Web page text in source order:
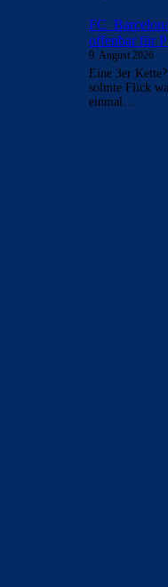
offenbar für
9. August 2026
Eine 3er
solmte Flick
einmal…